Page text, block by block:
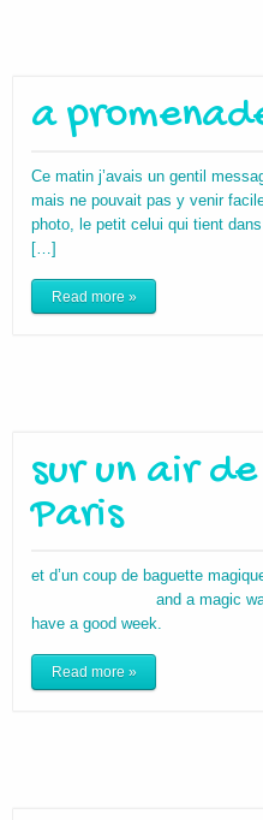
a
Ce matin j’avais un gentil
mais ne pouvait pas y venir
photo, le petit celui qui tient
[…]
Read more »
sur un air
Paris
et d’un coup de baguette
and a magic wand
have
Read more »